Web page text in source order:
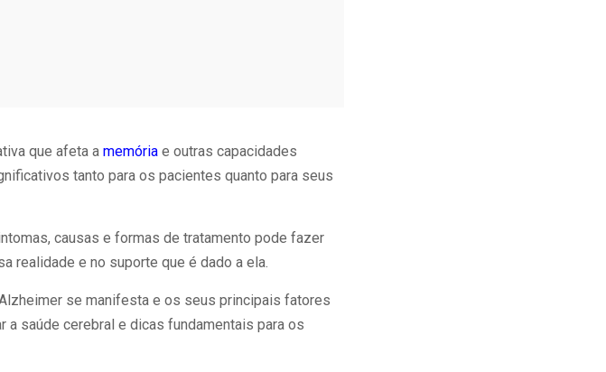
que afeta a memóriae outras capacidades
tanto para os pacientes quanto para seus
causas e formas de tratamento pode fazer
realidade e no suporte que é dado a ela.
se manifesta e os seus principais fatores
a saúde cerebral e dicas fundamentais para os